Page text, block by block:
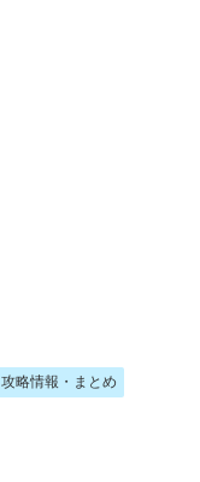
攻略情報・まとめ